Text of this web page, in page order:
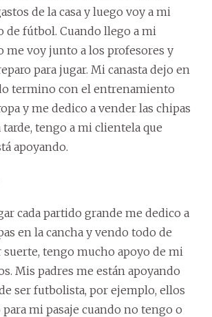
de la casa y luego voy a mi
fútbol. Cuando llego a mi
me voy junto a los profesores y
para jugar. Mi canasta dejo en
termino con el entrenamiento
y me dedico a vender las chipas
tengo a mi clientela que
apoyando.
cada partido grande me dedico a
en la cancha y vendo todo de
tengo mucho apoyo de mi
Mis padres me están apoyando
ser futbolista, por ejemplo, ellos
mi pasaje cuando no tengo o